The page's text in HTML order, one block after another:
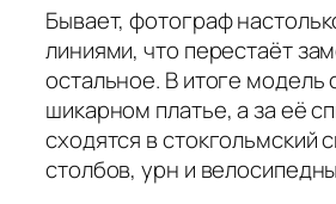
Бывает, фотограф
линиями, что перестаёт
остальное. В итоге модель
шикарном платье, а за её
сходятся в стокгольмский
столбов, урн и